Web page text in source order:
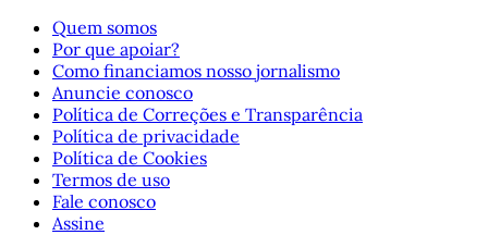
Quem somos
Por que apoiar?
Como financiamos nosso jornalismo
Anuncie conosco
Política de Correções e Transparência
Política de privacidade
Política de Cookies
Termos de uso
Fale conosco
Assine